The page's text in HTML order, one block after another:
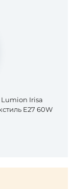
Irisa
E27 60W